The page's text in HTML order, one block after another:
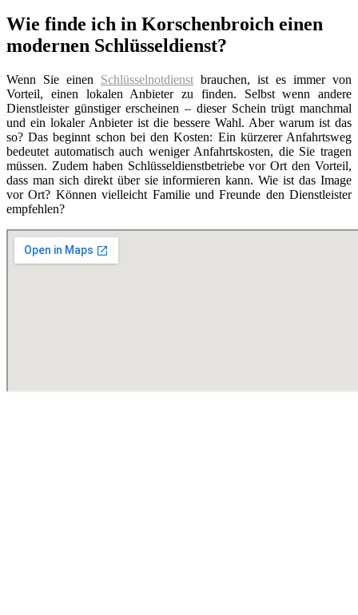
Wie finde ich in Korschenbroich einen
modernen Schlüsseldienst?
Wenn Sie einen Schlüsselnotdienst brauchen, ist es immer von
Vorteil, einen lokalen Anbieter zu finden. Selbst wenn andere
Dienstleister günstiger erscheinen – dieser Schein trügt manchmal
und ein lokaler Anbieter ist die bessere Wahl. Aber warum ist das
so? Das beginnt schon bei den Kosten: Ein kürzerer Anfahrtsweg
bedeutet automatisch auch weniger Anfahrtskosten, die Sie tragen
müssen. Zudem haben Schlüsseldienstbetriebe vor Ort den Vorteil,
dass man sich direkt über sie informieren kann. Wie ist das Image
vor Ort? Können vielleicht Familie und Freunde den Dienstleister
empfehlen?